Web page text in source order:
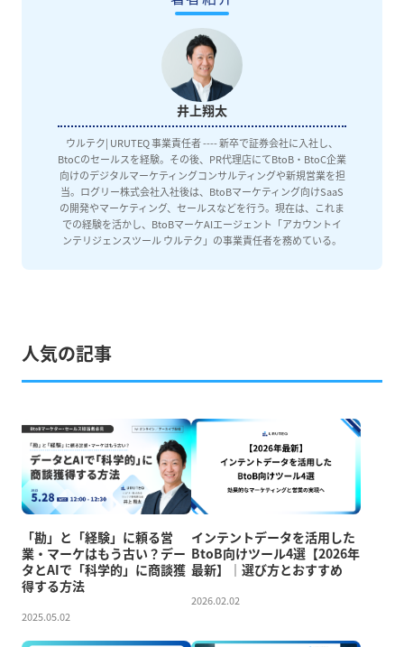
井上翔太
ウルテク| URUTEQ 事業責任者 ---- 新卒で証券会社に入社し、
BtoCのセールスを経験。その後、PR代理店にてBtoB・BtoC企業
向けのデジタルマーケティングコンサルティングや新規営業を担
当。ログリー株式会社入社後は、BtoBマーケティング向けSaaS
の開発やマーケティング、セールスなどを行う。現在は、これま
での経験を活かし、BtoBマーケAIエージェント「アカウントイ
ンテリジェンスツール ウルテク」の事業責任者を務めている。
人気の記事
「勘」と「経験」に頼る営
業・マーケはもう古い？デー
タとAIで「科学的」に商談獲
得する方法
2025.05.02
インテントデータを活用した
BtoB向けツール4選【2026年
最新】｜選び方とおすすめ
2026.02.02